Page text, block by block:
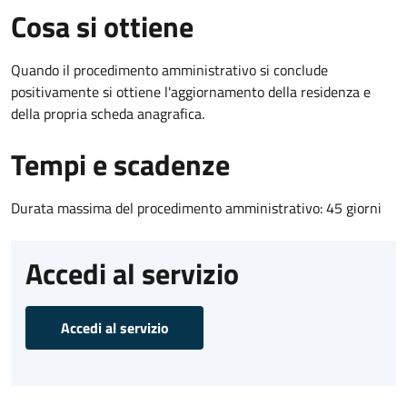
Cosa si ottiene
Quando il procedimento amministrativo si conclude
positivamente si ottiene l'aggiornamento della residenza e
della propria scheda anagrafica.
Tempi e scadenze
Durata massima del procedimento amministrativo: 45 giorni
Accedi al servizio
Accedi al servizio